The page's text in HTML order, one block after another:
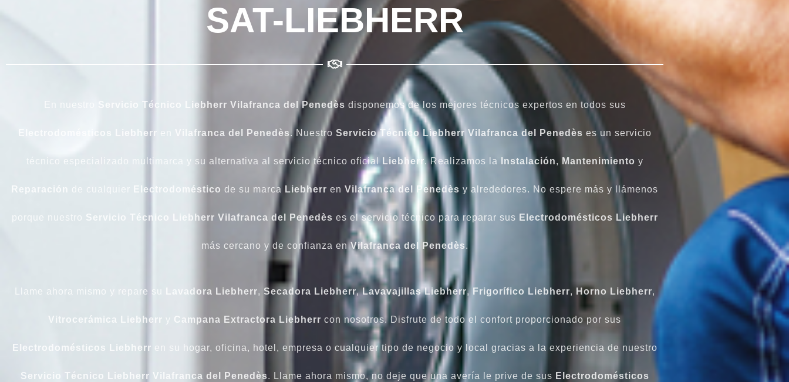
SAT-LIEBHERR
En nuestro Servicio Técnico Liebherr Vilafranca del Penedès disponemos de los mejores técnicos expertos en todos sus
Electrodomésticos Liebherr en Vilafranca del Penedès. Nuestro Servicio Técnico Liebherr Vilafranca del Penedès es un servicio
técnico especializado multimarca y su alternativa al servicio técnico oficial Liebherr. Realizamos la Instalación, Mantenimiento y
Reparación de cualquier Electrodoméstico de su marca Liebherr en Vilafranca del Penedès y alrededores. No espere más y llámenos
porque nuestro Servicio Técnico Liebherr Vilafranca del Penedès es el servicio técnico para reparar sus Electrodomésticos Liebherr
más cercano y de confianza enVilafranca del Penedès.
Llame ahora mismo y repare su Lavadora Liebherr, Secadora Liebherr,Lavavajillas Liebherr, Frigorífico Liebherr, Horno Liebherr,
Vitrocerámica Liebherr y Campana Extractora Liebherr con nosotros. Disfrute de todo el confort proporcionado por sus
Electrodomésticos Liebherr en su hogar, oficina, hotel, empresa o cualquier tipo de negocio y local gracias a la experiencia de nuestro
Servicio Técnico Liebherr Vilafranca del Penedès. Llame ahora mismo, no deje que una avería le prive de sus Electrodomésticos